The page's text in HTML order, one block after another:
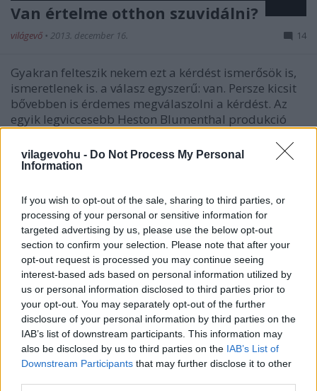
vilagevohu - Do Not Process My Personal
Information
If you wish to opt-out of the sale, sharing to third parties, or
processing of your personal or sensitive information for
targeted advertising by us, please use the below opt-out
section to confirm your selection. Please note that after your
opt-out request is processed you may continue seeing
interest-based ads based on personal information utilized by
us or personal information disclosed to third parties prior to
your opt-out. You may separately opt-out of the further
disclosure of your personal information by third parties on the
IAB’s list of downstream participants. This information may
also be disclosed by us to third parties on the IAB’s List of
Downstream Participants that may further disclose it to other
Van értelme otthon szuvidálni?
világevő • 2013. december 16. 14
Gyakran felteszik nekem ezt a kérdést ismerősök is,
ismeretlenek is. a válasz egyszerű: van. Persze kicsit
bővebben is érdemes megválaszolni a kérdést. Az
egyik legviccesebb Heston Blumenthal produkció
lakomához egészben…